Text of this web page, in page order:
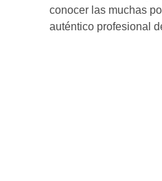
conocer las muchas
auténtico profesional